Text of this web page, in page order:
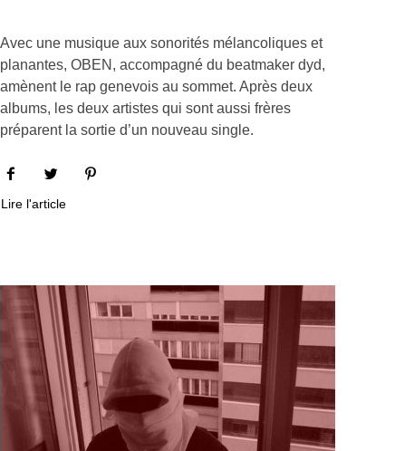
Avec une musique aux sonorités mélancoliques et
planantes, OBEN, accompagné du beatmaker dyd,
amènent le rap genevois au sommet. Après deux
albums, les deux artistes qui sont aussi frères
préparent la sortie d’un nouveau single.
Lire l'article